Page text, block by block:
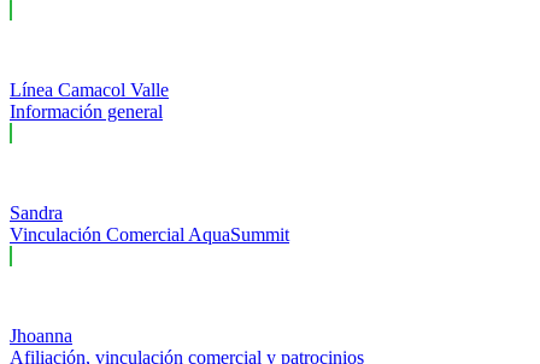
Línea Camacol Valle
Información general
Sandra
Vinculación Comercial AquaSummit
Jhoanna
Afiliación, vinculación comercial y patrocinios